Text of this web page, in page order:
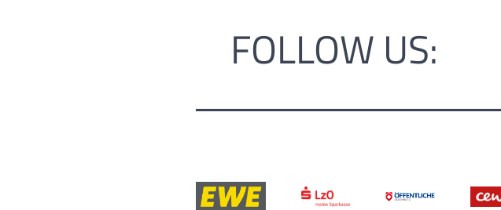
FOLLOW US: